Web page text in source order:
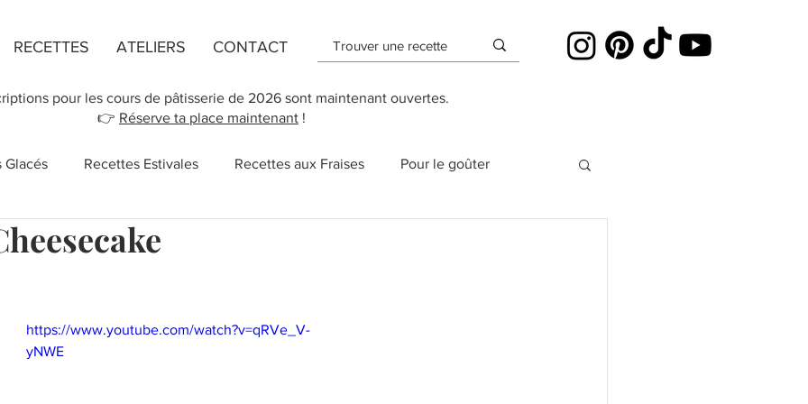
RECETTES ATELIERS CONTACT
pour les cours de pâtisserie de 2026 sont maintenant ouvertes.
👉 Réserve ta place maintenant !
Glacés Recettes Estivales Recettes aux Fraises Pour le goûter
de Flans Recette de Cookies
5.
https://www.youtube.com/watch?v=qRVe_V-
yNWE